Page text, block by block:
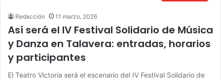
Redacción 11 marzo, 2026
Así será el IV Festival Solidario de Música
y Danza en Talavera: entradas, horarios
y participantes
El Teatro Victoria será el escenario del IV Festival Solidario de